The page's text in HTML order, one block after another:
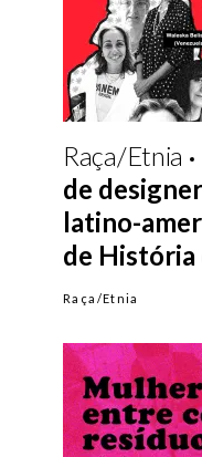
Raça/Etnia
de
latino-
de História
Raça/Etnia